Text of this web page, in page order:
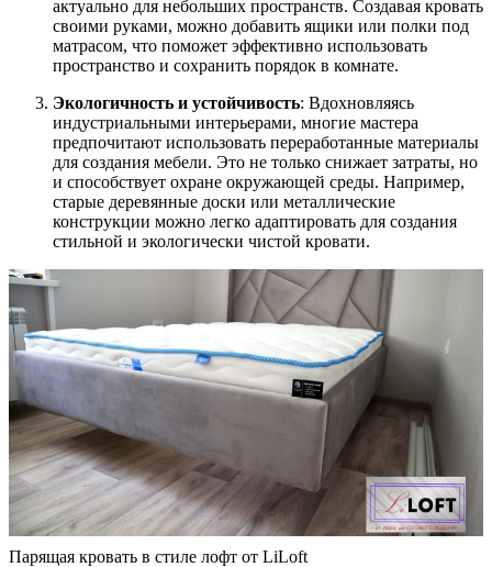
актуально для небольших пространств. Создавая кровать
своими руками, можно добавить ящики или полки под
матрасом, что поможет эффективно использовать
пространство и сохранить порядок в комнате.
Экологичность и устойчивость: Вдохновляясь
индустриальными интерьерами, многие мастера
предпочитают использовать переработанные материалы
для создания мебели. Это не только снижает затраты, но
и способствует охране окружающей среды. Например,
старые деревянные доски или металлические
конструкции можно легко адаптировать для создания
стильной и экологически чистой кровати.
Парящая кровать в стиле лофт от LiLoft